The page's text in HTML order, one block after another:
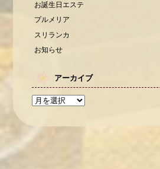
お誕生日エステ
プルメリア
スリランカ
お知らせ
アーカイブ